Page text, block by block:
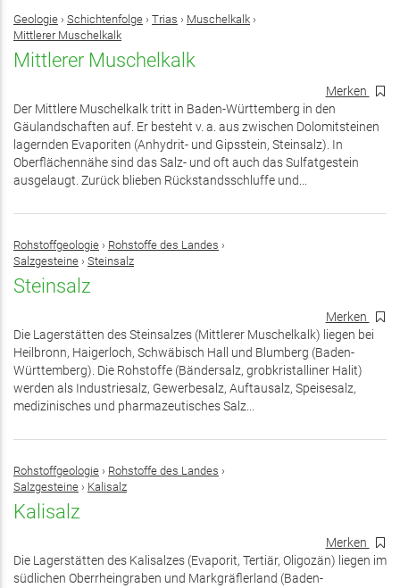
Geologie › Schichtenfolge › Trias › Muschelkalk ›
Mittlerer Muschelkalk
Mittlerer Muschelkalk
Merken
Der Mittlere Muschelkalk tritt in Baden-Württemberg in den
Gäulandschaften auf. Er besteht v. a. aus zwischen Dolomitsteinen
lagernden Evaporiten (Anhydrit- und Gipsstein, Steinsalz). In
Oberflächennähe sind das Salz- und oft auch das Sulfatgestein
ausgelaugt. Zurück blieben Rückstandsschluffe und...
Rohstoffgeologie › Rohstoffe des Landes ›
Salzgesteine › Steinsalz
Steinsalz
Merken
Die Lagerstätten des Steinsalzes (Mittlerer Muschelkalk) liegen bei
Heilbronn, Haigerloch, Schwäbisch Hall und Blumberg (Baden-
Württemberg). Die Rohstoffe (Bändersalz, grobkristalliner Halit)
werden als Industriesalz, Gewerbesalz, Auftausalz, Speisesalz,
medizinisches und pharmazeutisches Salz...
Rohstoffgeologie › Rohstoffe des Landes ›
Salzgesteine › Kalisalz
Kalisalz
Merken
Die Lagerstätten des Kalisalzes (Evaporit, Tertiär, Oligozän) liegen im
südlichen Oberrheingraben und Markgräflerland (Baden-